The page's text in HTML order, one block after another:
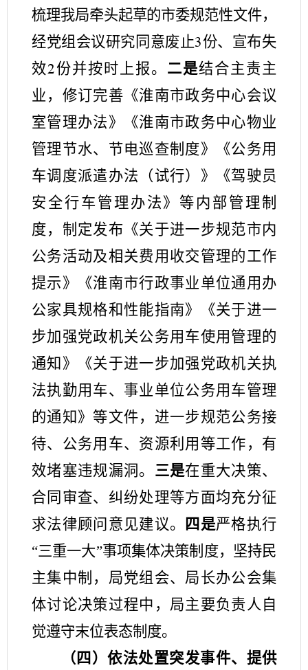
梳理我局牵头起草的市委规范性文件，
经党组会议研究同意废止3份、宣布失
效2份并按时上报。 二是结合主责主
业， 修订完善《淮南市政务中心会议
室管理办法》《淮南市政务中心物业
管理节水、节电巡查制度》《公务用
车调度派遣办法（试行）》《驾驶员
安全行车管理办法》等内部管理制
度，制定发布 《关于进一步规范市内
公务活动及相关费用收交管理的工作
提示》
《淮南市行政事业单位通用办
公家具规格和性能指南》《关于进一
步加强党政机关公务用车使用管理的
通知》《关于进一步加强党政机关执
法执勤用车、事业单位公务用车管理
的通知》等文件， 进一步规范公务接
待、公务用车、资源利用等工作，有
效堵塞违规漏洞。 三是在重大决策、
合同审查、纠纷处理等方面均充分征
求法律顾问 意见建议。 四是严格执行
“三重一大”事项集体决策制度，坚持民
主集中制， 局党组会、局长办公会集
体讨论决策过程中，局主要负责人自
觉遵守末位表态制度。
（四）依法处置突发事件、提供